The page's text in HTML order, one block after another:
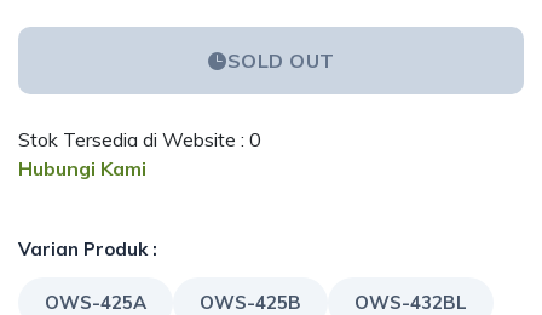
SOLD OUT
Stok Tersedia di Website : 0
Hubungi Kami
Varian Produk :
OWS-425A OWS-425B OWS-432BL